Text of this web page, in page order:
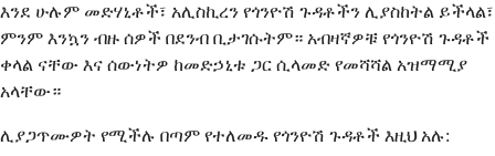
እንደ ሁሉም መድሃኒቶች፣ አሊስኪረን የጎንዮሽ ጉዳቶችን ሊያስከትል ይችላል፣
ምንም እንኳን ብዙ ሰዎች በደንብ ቢታገሱትም። አብዛኛዎቹ የጎንዮሽ ጉዳቶች
ቀላል ናቸው እና ሰውነትዎ ከመድኃኒቱ ጋር ሲላመድ የመሻሻል አዝማሚያ
አላቸው።
ሊያጋጥሙዎት የሚችሉ በጣም የተለመዱ የጎንዮሽ ጉዳቶች እዚህ አሉ: